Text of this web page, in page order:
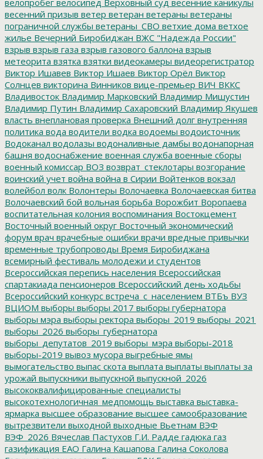
весенний призыв ветер ветеран ветераны ветераны
пограничной службы ветераны_СВО ветхие дома ветхое
жилье Вечерний Биробиджан ВЖС "Надежда России"
взрыв взрыв газа взрыв газового баллона взрыв
метеорита взятка взятки видеокамеры видеорегистратор
Виктор Ишавев Виктор Ишаев Виктор Орёл Виктор
Солнцев викторина Винников вице-премьер ВИЧ ВККС
Владивосток Владимир Марковский Владимир Мишустин
Владимир Путин Владимир Сахаровский Владимир Якушев
власть внеплановая проверка Внешний долг внутренняя
политика вода водители водка водоемы водоисточник
Водоканал водолазы водоналивные дамбы водонапорная
башня водоснабжение военная служба военные сборы
военный комиссар ВОЗ возврат_стеклотары возгорание
воинский учет война война в Сирии Войтенков вокзал
волейбол волк Волонтеры Волочаевка Волочаевская битва
Волочаевский бой вольная борьба Ворожбит Воропаева
воспитательная колония воспоминания Востокцемент
Восточный военный округ Восточный экономический
форум врач врачебные ошибки врачи вредные привычки
временные трубопроводы Время Биробиджана
всемирный фестиваль молодежи и студентов
Всероссийская перепись населения Всероссийская
спартакиада пенсионеров Всероссийский день ходьбы
Всероссийский конкурс встреча_с_населением ВТБъ ВУЗ
ВЦИОМ выборы выборы 2017 выборы губернатора
выборы мэра выборы ректора выборы_2019 выборы_2021
выборы_2026 выборы_губернатора
выборы_депутатов_2019 выборы_мэра выборы-2018
выборы-2019 вывоз мусора выгребные ямы
вымогательство выпас скота выплата выплаты выплаты за
урожай выпускники выпускной выпускной_2026
высококвалифицированные специалисты
высокотехнологичная_медпомощь выставка выставка-
ярмарка высшее образование высшее самообразование
вытрезвители выходной выходные Вьетнам ВЭФ
ВЭФ_2026 Вячеслав Пастухов Г.И. Радде гадюка газ
газификация ЕАО Галина Кашапова Галина Соколова